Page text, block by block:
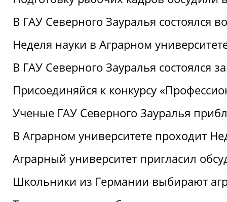
В ГАУ Северного Зауралья состоялся
Неделя науки в Аграрном
В ГАУ Северного Зауралья
Присоединяйся к конкурсу
Ученые ГАУ Северного Зауралья
В Аграрном университете проходит
Аграрный университет пригласил
Школьники из Германии выбирают